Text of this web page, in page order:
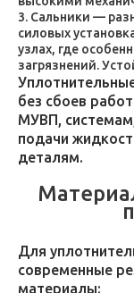
Сальники —
силовых
узлах, где
загрязнений.
без сбоев
МУВП,
подачи
деталям.
Для
современные
материалы: